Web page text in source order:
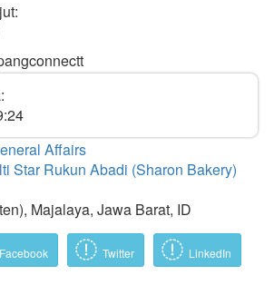
Affairs
Star Rukun Abadi (Sharon Bakery)
Majalaya, Jawa Barat, ID
Facebook Twitter LinkedIn